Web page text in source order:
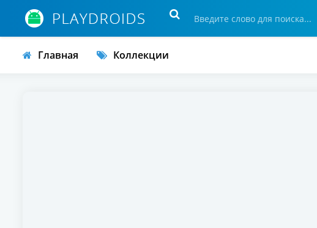
Главная Коллекции